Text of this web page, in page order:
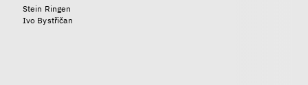
Stein Ringen
Ivo Bystřičan